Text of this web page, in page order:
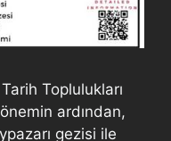
Toplulukları
ardından,
gezisi ile